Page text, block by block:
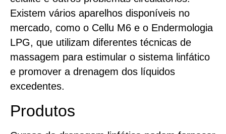
Existem vários aparelhos disponíveis no
mercado, como o Cellu M6 e o Endermologia
LPG, que utilizam diferentes técnicas de
massagem para estimular o sistema linfático
e promover a drenagem dos líquidos
excedentes.
Produtos